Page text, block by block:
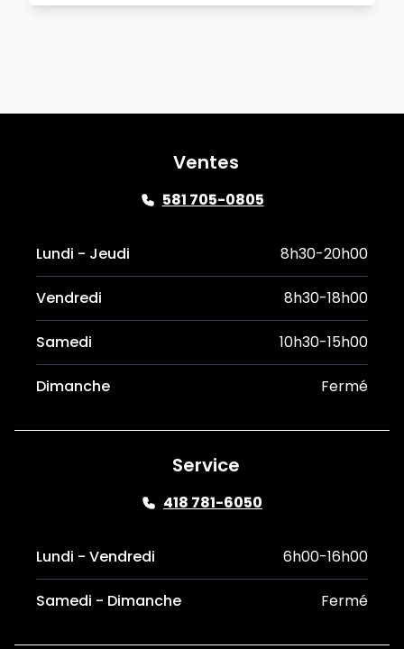
Ventes
581 705-0805
Lundi - Jeudi 8h30-20h00
Vendredi 8h30-18h00
Samedi 10h30-15h00
Dimanche Fermé
Service
418 781-6050
Lundi - Vendredi 6h00-16h00
Samedi - Dimanche Fermé